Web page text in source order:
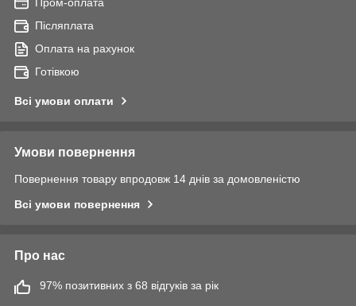
Післяплата
Оплата на рахунок
Готівкою
Всі умови оплати
Умови повернення
Повернення товару впродовж 14 днів за домовленістю
Всі умови повернення
Про нас
97% позитивних з 68 відгуків за рік